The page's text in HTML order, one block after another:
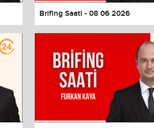
Brifing Saati - 08 06 2026